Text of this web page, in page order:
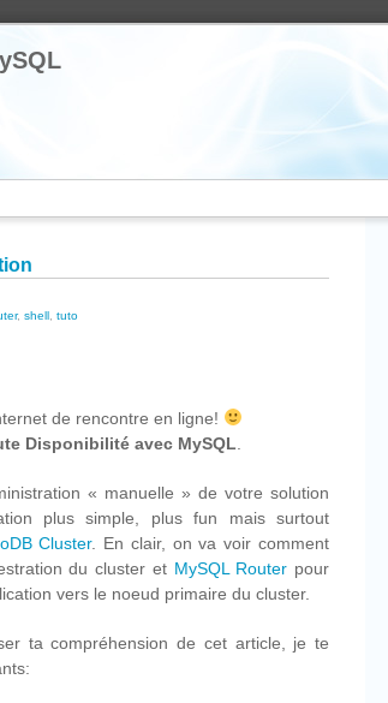
, shell tuto
de rencontre en ligne!
Disponibilité avec MySQL
« manuelle » de votre solution
plus simple, plus fun mais surtout
Cluster. En clair, on va voir comment
du cluster et MySQL Router pour
vers le noeud primaire du cluster.
ta compréhension de cet article, je te